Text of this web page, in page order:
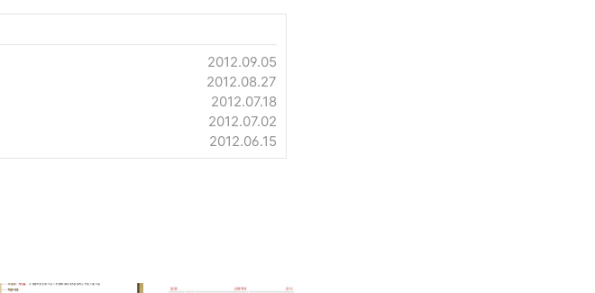
2012.09.05
2012.08.27
2012.07.18
2012.07.02
2012.06.15